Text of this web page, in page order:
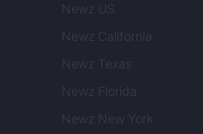
Newz US
Newz California
Newz Texas
Newz Florida
Newz New York